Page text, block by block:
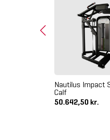
Nautilus Impact
Calf
50.642,50 kr.